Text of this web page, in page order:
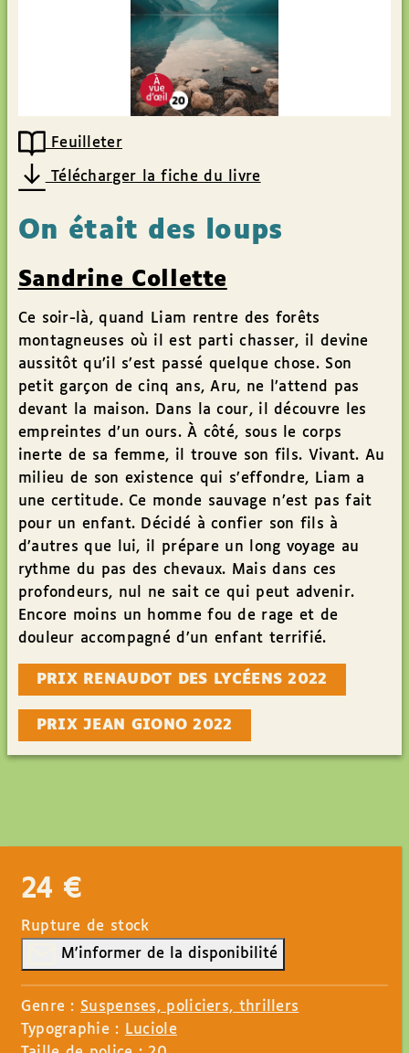
Feuilleter
Télécharger la fiche du livre
On était des loups
Sandrine Collette
Ce soir-là, quand Liam rentre des forêts
montagneuses où il est parti chasser, il devine
aussitôt qu’il s’est passé quelque chose. Son
petit garçon de cinq ans, Aru, ne l’attend pas
devant la maison. Dans la cour, il découvre les
empreintes d’un ours. À côté, sous le corps
inerte de sa femme, il trouve son fils. Vivant. Au
milieu de son existence qui s’effondre, Liam a
une certitude. Ce monde sauvage n’est pas fait
pour un enfant. Décidé à confier son fils à
d’autres que lui, il prépare un long voyage au
rythme du pas des chevaux. Mais dans ces
profondeurs, nul ne sait ce qui peut advenir.
Encore moins un homme fou de rage et de
douleur accompagné d’un enfant terrifié.
PRIX RENAUDOT DES LYCÉENS 2022
PRIX JEAN GIONO 2022
24 €
Rupture de stock
M'informer de la disponibilité
Genre : Suspenses, policiers, thrillers
Typographie : Luciole